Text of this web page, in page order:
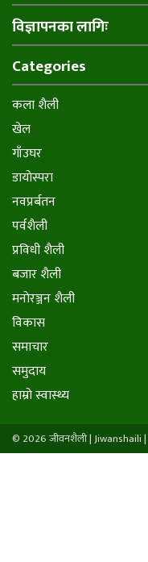
विज्ञापनका लागिः
Categories
कला शैली
खेल
गाँउघर
डायाेस्परा
नवप्रर्बतन
पर्वशैली
प्रविधी शैली
बजार शैली
मनाेरञ्जन शैली
विकास
समाचार
समुदाय
हाम्राे स्वास्थ्य
© 2026 जीवनशैली | Jiwanshaili |